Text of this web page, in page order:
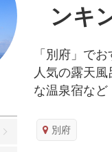
ンキ
「別府」で
人気の露天
な温泉宿など
別府